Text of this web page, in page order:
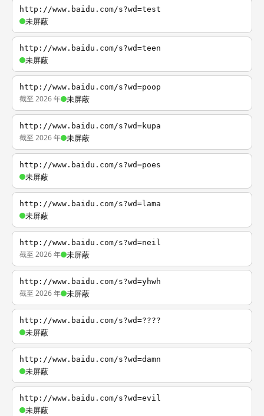
http://www.baidu.com/s?wd=test
未屏蔽
http://www.baidu.com/s?wd=teen
未屏蔽
http://www.baidu.com/s?wd=poop
截至 2026 年 未屏蔽
http://www.baidu.com/s?wd=kupa
截至 2026 年 未屏蔽
http://www.baidu.com/s?wd=poes
未屏蔽
http://www.baidu.com/s?wd=lama
未屏蔽
http://www.baidu.com/s?wd=neil
截至 2026 年 未屏蔽
http://www.baidu.com/s?wd=yhwh
截至 2026 年 未屏蔽
http://www.baidu.com/s?wd=????
未屏蔽
http://www.baidu.com/s?wd=damn
未屏蔽
http://www.baidu.com/s?wd=evil
未屏蔽